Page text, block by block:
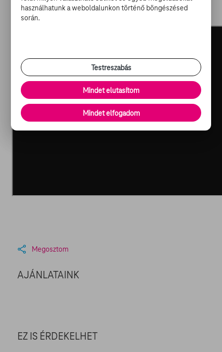
Sorozat+ műsorán.
Megosztom
AJÁNLATAINK
EZ IS ÉRDEKELHET
használhatunk a weboldalunkon történő böngészésed
során.
Testreszabás
Mindet elutasítom
Mindet elfogadom